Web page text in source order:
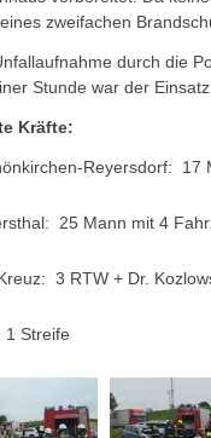
zweifachen
durch die
Stunde war der
Kräfte:
Reyersdorf: 17
25 Mann mit 4
3 RTW + Dr.
1 Streife